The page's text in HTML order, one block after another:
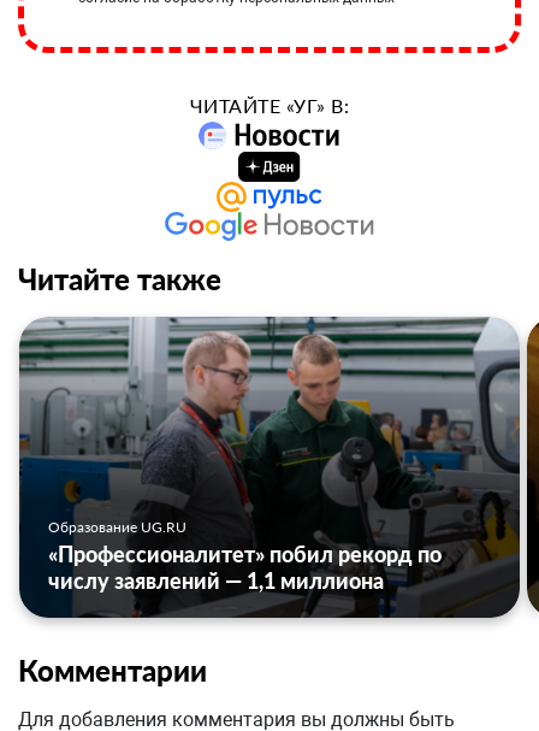
ЧИТАЙТЕ «УГ» В:
Читайте также
Образование UG.RU
«Профессионалитет» побил рекорд по
числу заявлений — 1,1 миллиона
Комментарии
Для добавления комментария вы должны быть